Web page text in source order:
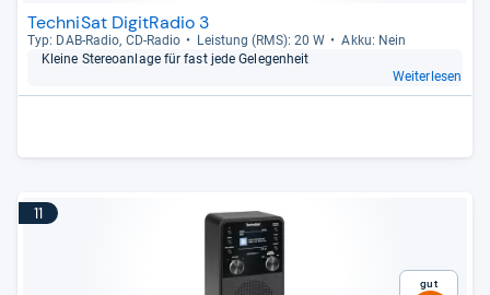
TechniSat DigitRadio 3
Typ: DAB-​Radio, CD-​Radio Leis­tung (RMS): 20 W
Akku: Nein
Kleine Ste­reo­an­lage für fast jede Gele­gen­heit
Weiterlesen
11
Gut